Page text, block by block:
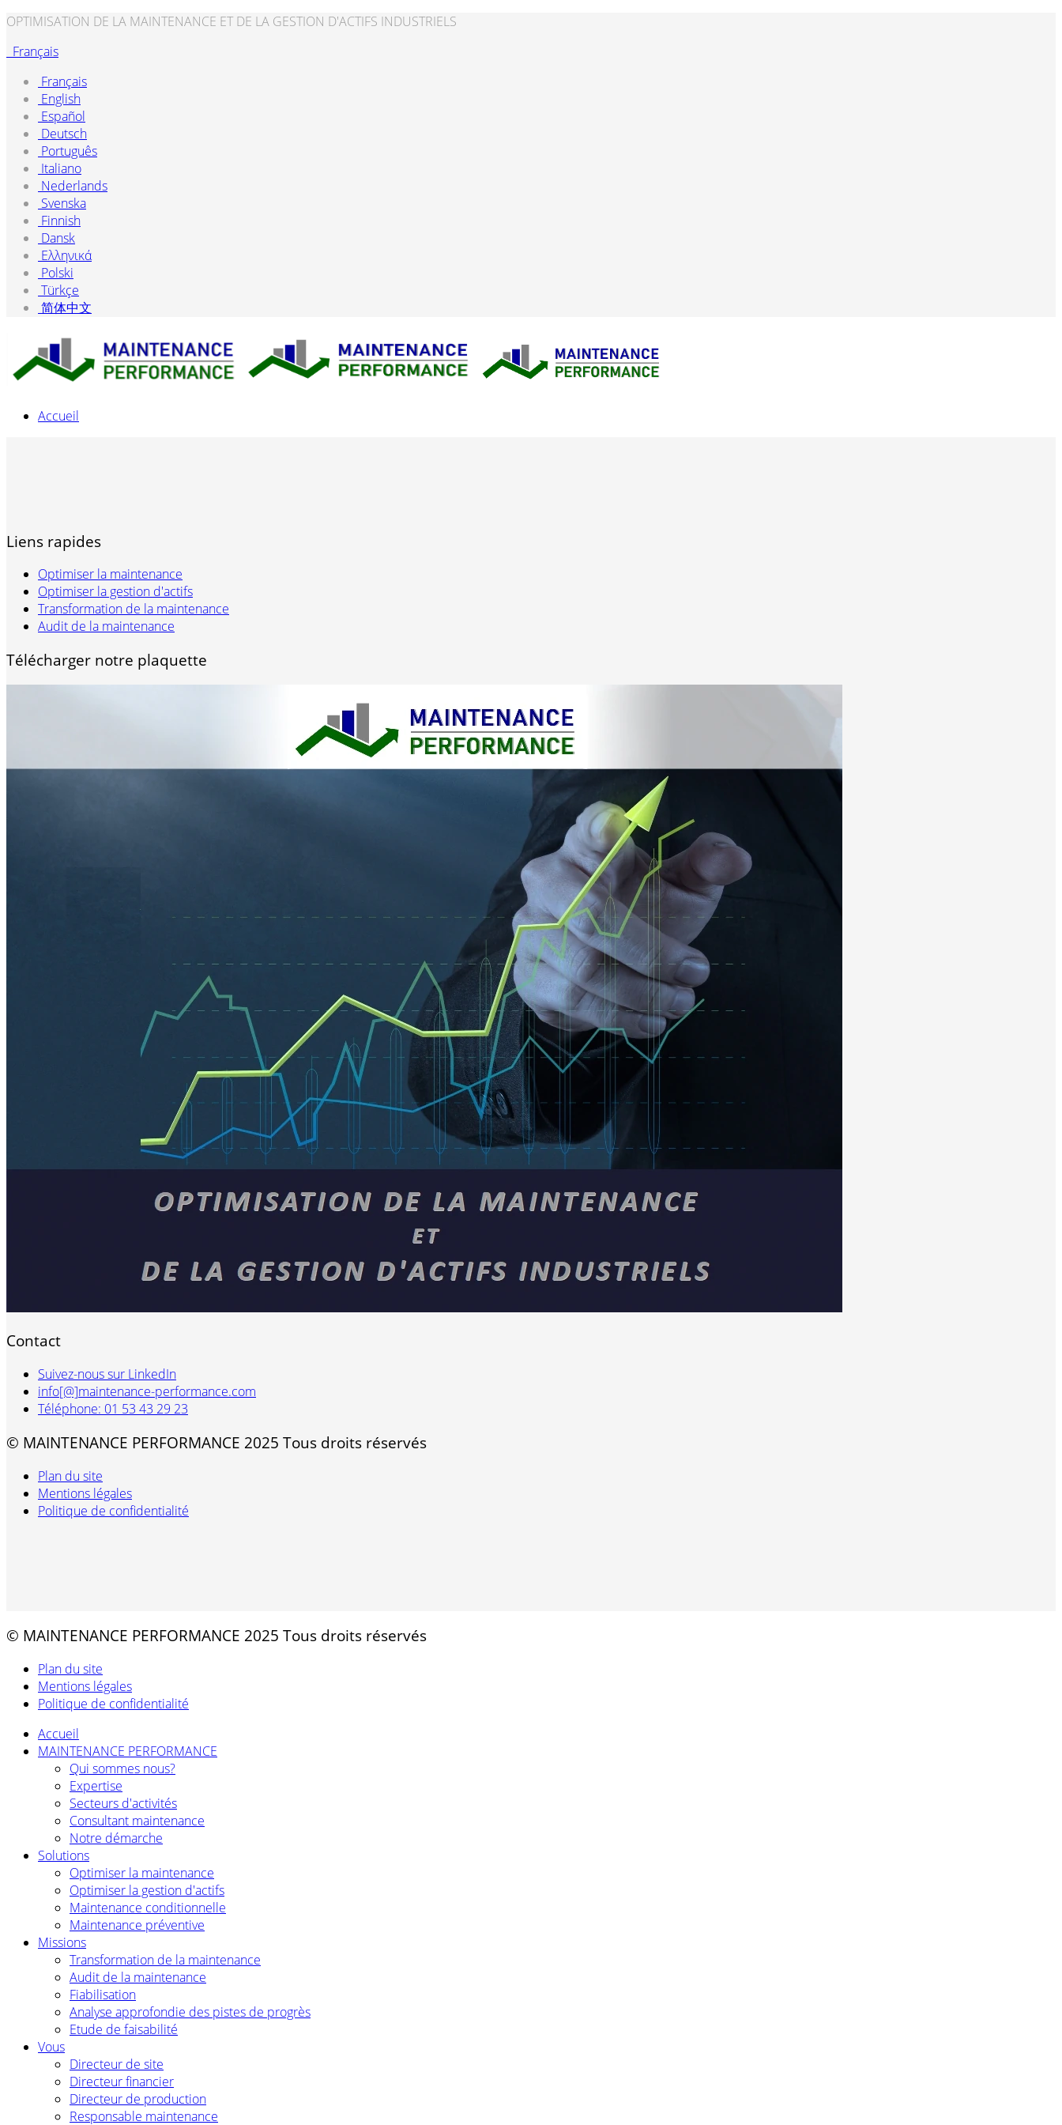
OPTIMISATION DE LA MAINTENANCE ET DE LA GESTION D'ACTIFS INDUSTRIELS
Français
Français
English
Español
Deutsch
Português
Italiano
Nederlands
Svenska
Finnish
Dansk
Ελληνικά
Polski
Türkçe
简体中文
Accueil
Liens rapides
Optimiser la maintenance
Optimiser la gestion d'actifs
Transformation de la maintenance
Audit de la maintenance
Télécharger notre plaquette
Contact
Suivez-nous sur LinkedIn
info[@]maintenance-performance.com
Téléphone: 01 53 43 29 23
© MAINTENANCE PERFORMANCE 2025 Tous droits réservés
Plan du site
Mentions légales
Politique de confidentialité
© MAINTENANCE PERFORMANCE 2025 Tous droits réservés
Plan du site
Mentions légales
Politique de confidentialité
Accueil
MAINTENANCE PERFORMANCE
Qui sommes nous?
Expertise
Secteurs d'activités
Consultant maintenance
Notre démarche
Solutions
Optimiser la maintenance
Optimiser la gestion d'actifs
Maintenance conditionnelle
Maintenance préventive
Missions
Transformation de la maintenance
Audit de la maintenance
Fiabilisation
Analyse approfondie des pistes de progrès
Etude de faisabilité
Vous
Directeur de site
Directeur financier
Directeur de production
Responsable maintenance